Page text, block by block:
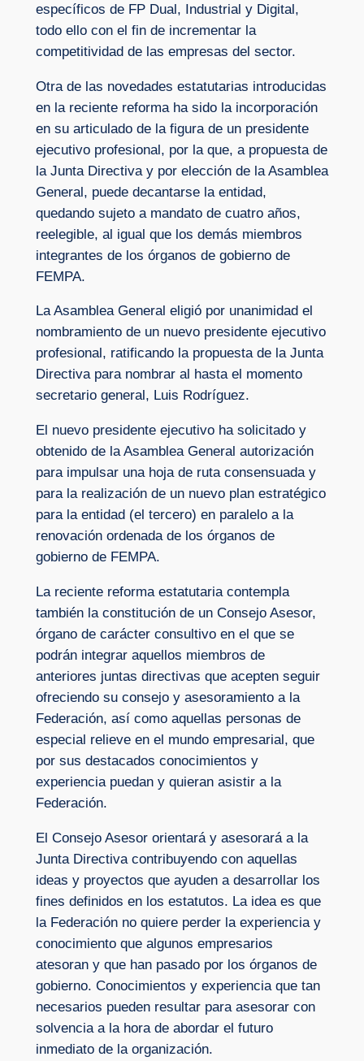
específicos de FP Dual, Industrial y Digital,
todo ello con el fin de incrementar la
competitividad de las empresas del sector.
Otra de las novedades estatutarias introducidas
en la reciente reforma ha sido la incorporación
en su articulado de la figura de un presidente
ejecutivo profesional, por la que, a propuesta de
la Junta Directiva y por elección de la Asamblea
General, puede decantarse la entidad,
quedando sujeto a mandato de cuatro años,
reelegible, al igual que los demás miembros
integrantes de los órganos de gobierno de
FEMPA.
La Asamblea General eligió por unanimidad el
nombramiento de un nuevo presidente ejecutivo
profesional, ratificando la propuesta de la Junta
Directiva para nombrar al hasta el momento
secretario general, Luis Rodríguez.
El nuevo presidente ejecutivo ha solicitado y
obtenido de la Asamblea General autorización
para impulsar una hoja de ruta consensuada y
para la realización de un nuevo plan estratégico
para la entidad (el tercero) en paralelo a la
renovación ordenada de los órganos de
gobierno de FEMPA.
La reciente reforma estatutaria contempla
también la constitución de un Consejo Asesor,
órgano de carácter consultivo en el que se
podrán integrar aquellos miembros de
anteriores juntas directivas que acepten seguir
ofreciendo su consejo y asesoramiento a la
Federación, así como aquellas personas de
especial relieve en el mundo empresarial, que
por sus destacados conocimientos y
experiencia puedan y quieran asistir a la
Federación.
El Consejo Asesor orientará y asesorará a la
Junta Directiva contribuyendo con aquellas
ideas y proyectos que ayuden a desarrollar los
fines definidos en los estatutos. La idea es que
la Federación no quiere perder la experiencia y
conocimiento que algunos empresarios
atesoran y que han pasado por los órganos de
gobierno. Conocimientos y experiencia que tan
necesarios pueden resultar para asesorar con
solvencia a la hora de abordar el futuro
inmediato de la organización.